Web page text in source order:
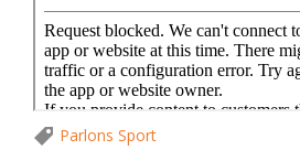
Parlons Sport